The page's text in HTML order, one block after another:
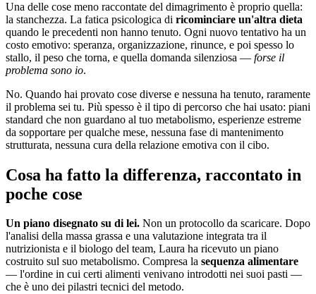
Una delle cose meno raccontate del dimagrimento è proprio quella:
la stanchezza. La fatica psicologica di ricominciare un'altra dieta
quando le precedenti non hanno tenuto. Ogni nuovo tentativo ha un
costo emotivo: speranza, organizzazione, rinunce, e poi spesso lo
stallo, il peso che torna, e quella domanda silenziosa — forse il
problema sono io.
No. Quando hai provato cose diverse e nessuna ha tenuto, raramente
il problema sei tu. Più spesso è il tipo di percorso che hai usato: piani
standard che non guardano al tuo metabolismo, esperienze estreme
da sopportare per qualche mese, nessuna fase di mantenimento
strutturata, nessuna cura della relazione emotiva con il cibo.
Cosa ha fatto la differenza, raccontato in
poche cose
Un piano disegnato su di lei. Non un protocollo da scaricare. Dopo
l'analisi della massa grassa e una valutazione integrata tra il
nutrizionista e il biologo del team, Laura ha ricevuto un piano
costruito sul suo metabolismo. Compresa la sequenza alimentare
— l'ordine in cui certi alimenti venivano introdotti nei suoi pasti —
che è uno dei pilastri tecnici del metodo.